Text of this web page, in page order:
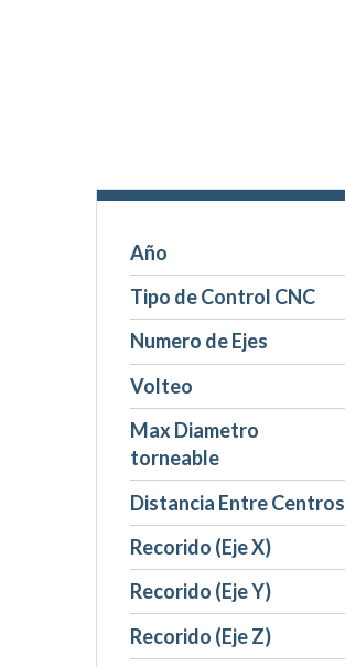
Año
Tipo de Control CNC
Numero de Ejes
Volteo
Max Diametro
torneable
Distancia Entre Centros
Recorido (Eje X)
Recorido (Eje Y)
Recorido (Eje Z)